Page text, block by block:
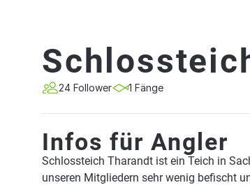
24 Follower 1 Fänge
Infos für Angler
Schlossteich Tharandt ist ein Teich in
unseren Mitgliedern sehr wenig befischt